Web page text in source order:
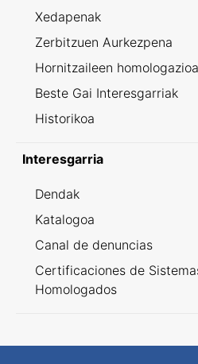
Xedapenak
Zerbitzuen Aurkezpena
Hornitzaileen homologazioa
Beste Gai Interesgarriak
Historikoa
Interesgarria
Dendak
Katalogoa
Canal de denuncias
Certificaciones de
Homologados